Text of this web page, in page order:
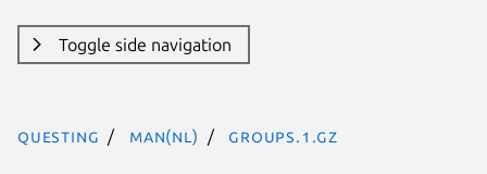
Toggle side navigation
questing man(nl) groups.1.gz